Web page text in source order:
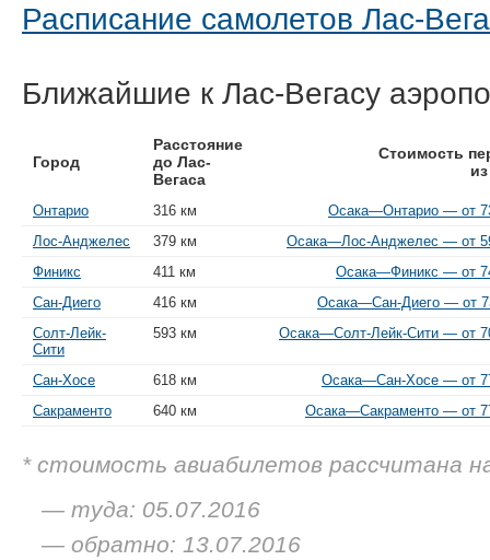
Расписание самолетов Лас-
Ближайшие к Лас-Вегасу
Город
Расстояние
до Лас-
Вегаса
Стоимость
Онтарио 316 км
Осака—Онтарио — от
Лос-Анджелес
379 км
Осака—Лос-Анджелес — от
Финикс
411 км
Осака—Финикс — от
Сан-Диего
416 км
Осака—Сан-Диего — от
Солт-Лейк-
Сити
593 км Осака—Солт-Лейк-Сити — от
Сан-Хосе 618 км
Осака—Сан-Хосе — от
Сакраменто
640 км Осака—Сакраменто — от
* стоимость авиабилетов рассчитана
— туда: 05.07.2016
— обратно: 13.07.2016